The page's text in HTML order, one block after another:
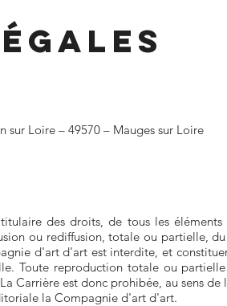
sur Loire – 49570 – Mauges sur Loire
des droits, de tous les
ou rediffusion, totale ou partielle,
d'art d'art est interdite, et
Toute reproduction totale ou
Carrière est donc prohibée, au sens
la Compagnie d'art d'art.